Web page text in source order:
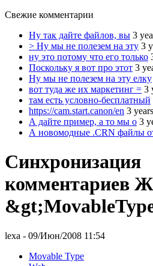
Свежие комментарии
Ну так дайте файлов, вы 3
> Ну мы не полезем на эту 3
ну это потому что его только
Поскольку я вот про этот 3
Ну мы не полезем на эту елку
вот туда же их маркетинг = 3
там есть условно-бесплатный
https://cam.start.canon/en 3
А дайте пример, а то мы о 3
А новомодные .CRN файлы
Синхронизация
комментариев
lexa - 09/Июн/2008 11:54
Movable Type